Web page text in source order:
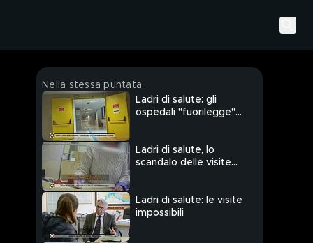
Nella stessa puntata
Ladri di salute: gli
ospedali "fuorilegge"
Ladri di salute, lo
scandalo delle visite
Ladri di salute: le visite
impossibili